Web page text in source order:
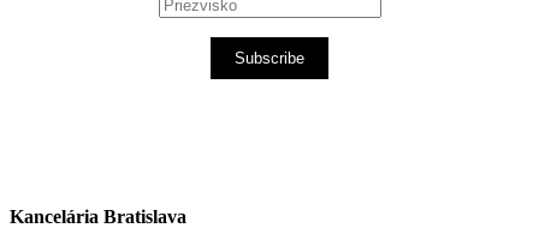
Subscribe
Kancelária Bratislava